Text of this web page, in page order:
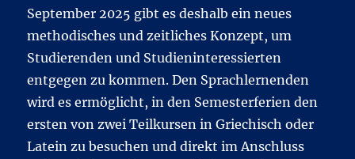
September 2025 gibt es deshalb ein neues
methodisches und zeitliches Konzept, um
Studierenden und Studieninteressierten
entgegen zu kommen. Den Sprachlernenden
wird es ermöglicht, in den Semesterferien den
ersten von zwei Teilkursen in Griechisch oder
Latein zu besuchen und direkt im Anschluss